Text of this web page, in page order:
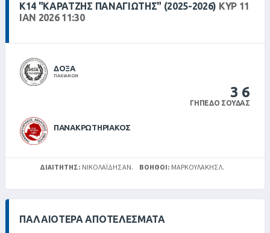
Κ14 "ΚΑΡΑΤΖΉΣ ΠΑΝΑΓΙΏΤΗΣ" (2025-2026) ΚΥΡ 11
ΙΑΝ 2026 11:30
ΔΟΞΑ
ΠΑΧΙΑΝΩΝ
3 6
ΓΉΠΕΔΟ ΣΟΎΔΑΣ
ΠΑΝΑΚΡΩΤΗΡΙΑΚΟΣ
ΔΙΑΙΤΗΤΉΣ: ΝΙΚΟΛΑΪΔΗΣ ΑΝ. ΒΟΗΘΟΊ: ΜΑΡΚΟΥΛΑΚΗΣ Λ.
ΠΑΛΑΙΌΤΕΡΑ ΑΠΟΤΕΛΈΣΜΑΤΑ